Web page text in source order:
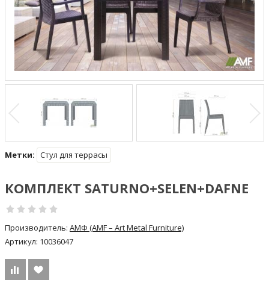
Метки: Стул для террасы
КОМПЛЕКТ SATURNO+SELEN+DAFNE
Производитель: АМФ (AMF – Art Metal Furniture)
Артикул: 10036047